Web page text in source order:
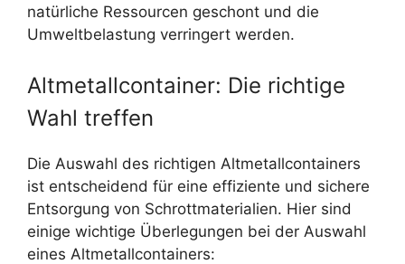
natürliche Ressourcen geschont und die
Umweltbelastung verringert werden.
Altmetallcontainer: Die richtige
Wahl treffen
Die Auswahl des richtigen Altmetallcontainers
ist entscheidend für eine effiziente und sichere
Entsorgung von Schrottmaterialien. Hier sind
einige wichtige Überlegungen bei der Auswahl
eines Altmetallcontainers: